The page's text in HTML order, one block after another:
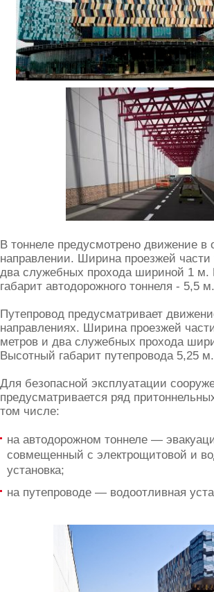
В тоннеле предусмотрено движение в
направлении. Ширина проезжей
два служебных прохода шириной 1 м.
габарит автодорожного тоннеля - 5,5 м.
Путепровод предусматривает
направлениях. Ширина проезжей
метров и два служебных прохода
Высотный габарит путепровода 5,25 м.
Для безопасной эксплуатации
предусматривается ряд
том числе:
на автодорожном тоннеле —
совмещенный с электрощитовой и
установка;
на путепроводе — водоотливная